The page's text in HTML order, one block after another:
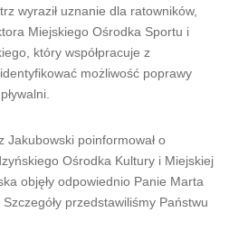
wyraził uznanie dla ratowników,
Miejskiego Ośrodka Sportu i
który współpracuje z
możliwość poprawy
Jakubowski poinformował o
Ośrodka Kultury i Miejskiej
objęły odpowiednio Panie Marta
przedstawiliśmy Państwu